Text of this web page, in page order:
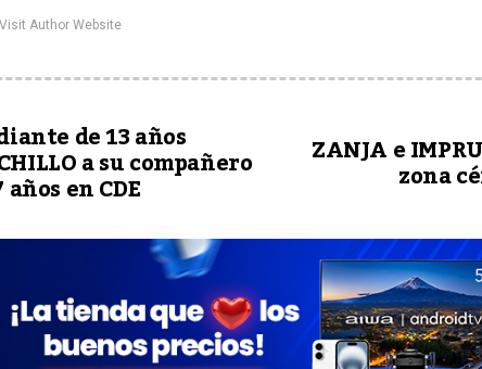
Visit Author Website
de 13 años
a su compañero
años en CDE
ZANJA e
zona